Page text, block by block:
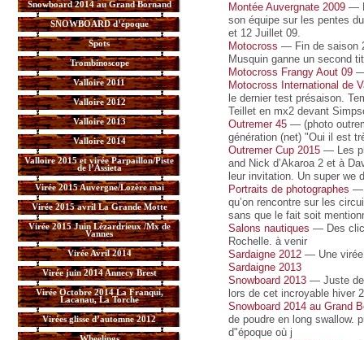
Snowboard 2014 au Grand Bornand
SNOWBOARD d’époque
Spots
Trombinoscope
Valloire 2011
Valloire 2012
Valloire 2013
Valloire 2014
Valloire 2015 et virée Parpaillon/Piste
de l’Assieta
Virée 2015 Auvergne/Lozère mai
Virée 2015 avril La Grande Motte
Virée 2015 Juin Lézardrieux /Mx de
Vannes
Virée Avril 2014
Virée juin 2014 Annecy Brest
Virée Octobre 2014 La Franqui,
Lacanau, La Torche
Virées glisse d’automne 2012
Montée Auvergnate 2009 —
son équipe sur les pentes
et 12 Juillet 09.
Motocross — Fin de saison
Musquin ganne un second
Motocross Frangy Aout 09 —
Motocross International de
le dernier test présaison.
Teillet en mx2 devant
Outremer 45 — (photo
génération (net) "Oui il est
Outremer Cup 2015 — Les
and Nick d’Akaroa 2 et à
leur invitation. Un super we
Portraits de photographes —
qu’on rencontre sur les
sans que le fait soit
Salons nautiques — Des
Rochelle. à venir
Sardaigne 2012 — Une virée
Sardaigne 2013
Snowboard 2013 — Juste
lors de cet incroyable hiver
Snowboard 2014 au Grand
de poudre en long swallow.
d"époque où j